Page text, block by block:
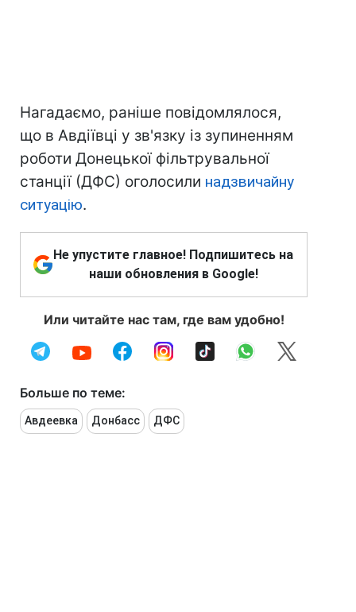
Нагадаємо, раніше повідомлялося,
що в Авдіївці у зв'язку із зупиненням
роботи Донецької фільтрувальної
станції (ДФС) оголосили надзвичайну
ситуацію.
Не упустите главное! Подпишитесь на
наши обновления в Google!
Или читайте нас там, где вам удобно!
Больше по теме:
Авдеевка Донбасс ДФС